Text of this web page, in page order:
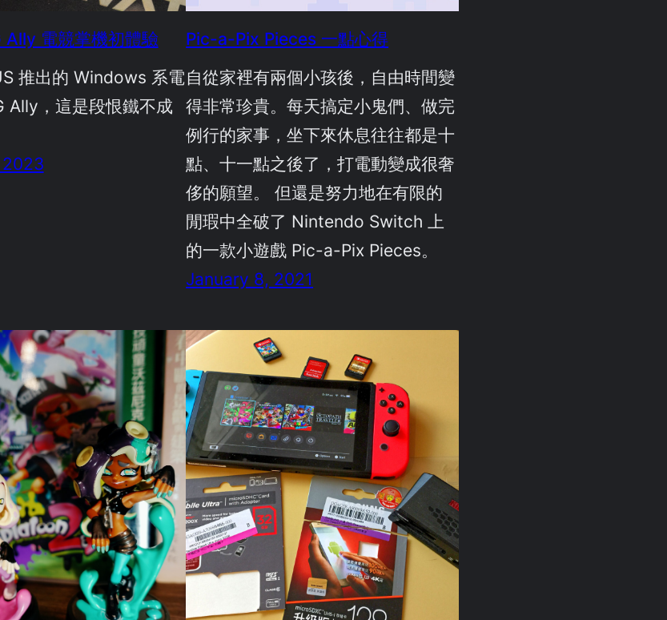
Ally 電競掌機初體驗
推出的 Windows 系電
Ally，這是段恨鐵不成
Pic-a-Pix Pieces 一點心得
自從家裡有兩個小孩後，自由時間變
得非常珍貴。每天搞定小鬼們、做完
例行的家事，坐下來休息往往都是十
點、十一點之後了，打電動變成很奢
侈的願望。 但還是努力地在有限的
閒瑕中全破了 Nintendo Switch 上
的一款小遊戲 Pic-a-Pix Pieces。
January 8, 2021